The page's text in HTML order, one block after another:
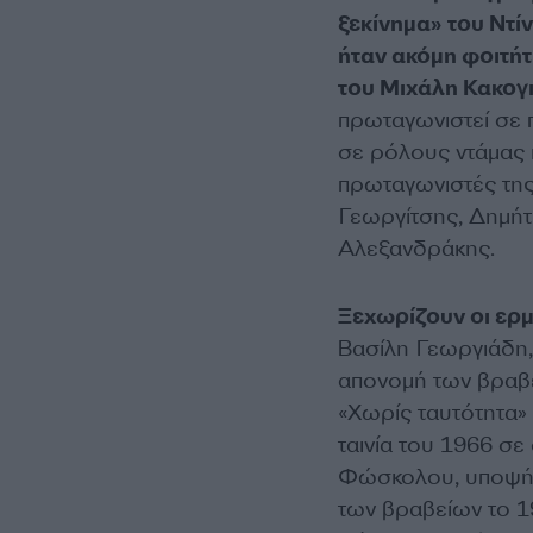
ξεκίνημα» του
ήταν ακόμη
του Μιχάλη
πρωταγωνιστεί σε
σε ρόλους ντάμας
πρωταγωνιστές
Γεωργίτσης,
Αλεξανδράκης.
Ξεχωρίζουν οι
Βασίλη
απονομή των
«Χωρίς
ταινία του 1966
Φώσκολου,
των βραβείων το